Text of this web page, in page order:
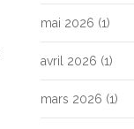
mai 2026 (1)
avril 2026 (1)
mars 2026 (1)